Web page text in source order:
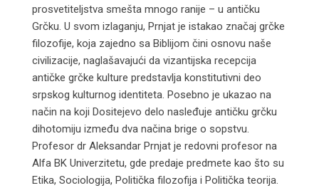
prosvetiteljstva smešta mnogo ranije – u antičku
Grčku. U svom izlaganju, Prnjat je istakao značaj grčke
filozofije, koja zajedno sa Biblijom čini osnovu naše
civilizacije, naglašavajući da vizantijska recepcija
antičke grčke kulture predstavlja konstitutivni deo
srpskog kulturnog identiteta. Posebno je ukazao na
način na koji Dositejevo delo nasleđuje antičku grčku
dihotomiju između dva načina brige o sopstvu.
Profesor dr Aleksandar Prnjat je redovni profesor na
Alfa BK Univerzitetu, gde predaje predmete kao što su
Etika, Sociologija, Politička filozofija i Politička teorija.